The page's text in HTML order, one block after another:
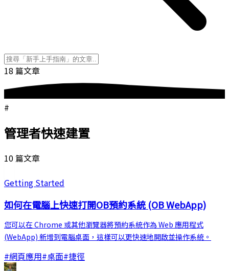
18 篇文章
#
管理者快速建置
10 篇文章
Getting Started
如何在電腦上快速打開OB預約系統 (OB WebApp)
您可以在 Chrome 或其他瀏覽器將預約系統作為 Web 應用程式
(WebApp) 新增到電腦桌面，這樣可以更快速地開啟並操作系統。
#網頁應用#桌面#捷徑